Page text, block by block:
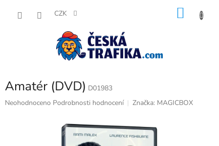
CZK
Amatér (DVD) D01983
Průměrné
Neohodnoceno Podrobnosti hodnocení Značka: MAGICBOX